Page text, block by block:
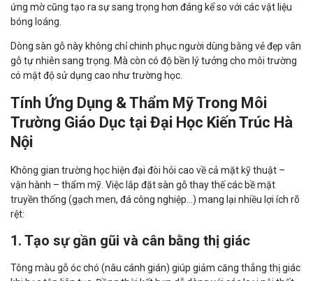
ứng mờ cũng tạo ra sự sang trọng hơn đáng kể so với các vật liệu
bóng loáng.
Dòng sàn gỗ này không chỉ chinh phục người dùng bằng vẻ đẹp vân
gỗ tự nhiên sang trọng. Mà còn có độ bền lý tưởng cho môi trường
có mật độ sử dụng cao như trường học.
Tính Ứng Dụng & Thẩm Mỹ Trong Môi
Trường Giáo Dục tại Đại Học Kiến Trúc Hà
Nội
Không gian trường học hiện đại đòi hỏi cao về cả mặt kỹ thuật –
vận hành – thẩm mỹ. Việc lắp đặt sàn gỗ thay thế các bề mặt
truyền thống (gạch men, đá công nghiệp...) mang lại nhiều lợi ích rõ
rệt:
1. Tạo sự gần gũi và cân bằng thị giác
Tông màu gỗ óc chó (nâu cánh gián) giúp giảm căng thẳng thị giác